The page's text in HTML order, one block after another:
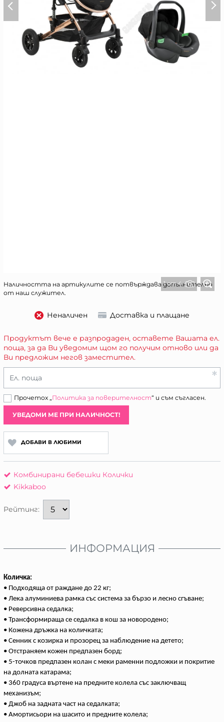
1 от 4
Наличността на артикулите се потвърждава допълнително
от наш служител.
Неналичен Доставка и плащане
Продуктът вече е разпродаден, оставете Вашата ел.
поща, за да Ви уведомим щом го получим отново или да
Ви предложим негов заместител.
Ел. поща
Прочетох „Политика за поверителност“ и съм съгласен.
УВЕДОМИ МЕ ПРИ НАЛИЧНОСТ!
ДОБАВИ В ЛЮБИМИ
Комбинирани бебешки Колички
Kikkaboo
Рейтинг:
ИНФОРМАЦИЯ
Количка:
• Подходяща от раждане до 22 кг;
• Лека алуминиева рамка със система за бързо и лесно сгъване;
• Реверсивна седалка;
• Трансформираща се седалка в кош за новородено;
• Кожена дръжка на количката;
• Сенник с козирка и прозорец за наблюдение на детето;
• Отстраняем кожен предпазен борд;
• 5-точков предпазен колан с меки раменни подложки и покритие
на долната катарама;
• 360 градуса въртене на предните колела със заключващ
механизъм;
• Джоб на задната част на седалката;
• Амортисьори на шасито и предните колела;